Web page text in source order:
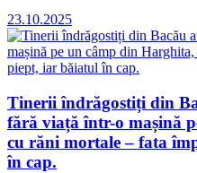
23.10.2025
Tinerii îndrăgostiți din
fără viață într-o mașină
cu răni mortale – fata
în cap.